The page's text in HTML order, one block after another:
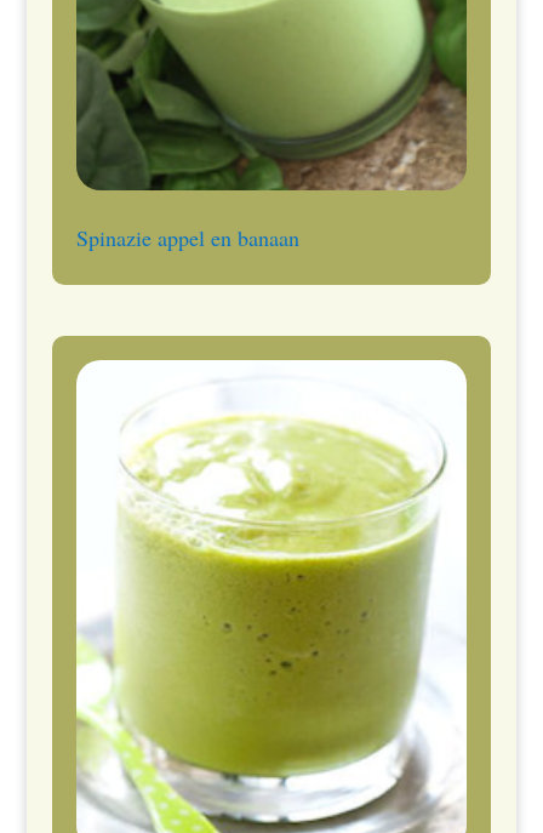
Spinazie appel en banaan